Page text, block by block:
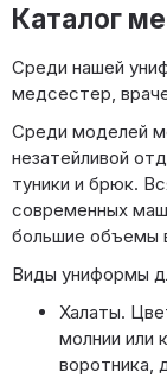
Каталог
Среди нашей
медсестер,
Среди моделей
незатейливой
туники и брюк.
современных
большие объемы
Виды униформы
Халаты.
молнии или
воротника,